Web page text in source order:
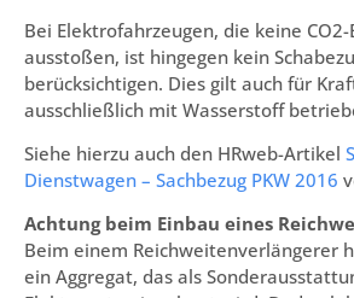
Bei Elektrofahrzeugen, die keine
ausstoßen, ist hingegen kein
berücksichtigen. Dies gilt auch für
ausschließlich mit Wasserstoff
Siehe hierzu auch den HRweb-Artikel
Dienstwagen – Sachbezug PKW 2016
Achtung beim Einbau eines
Beim einem Reichweitenverlängerer
ein Aggregat, das als